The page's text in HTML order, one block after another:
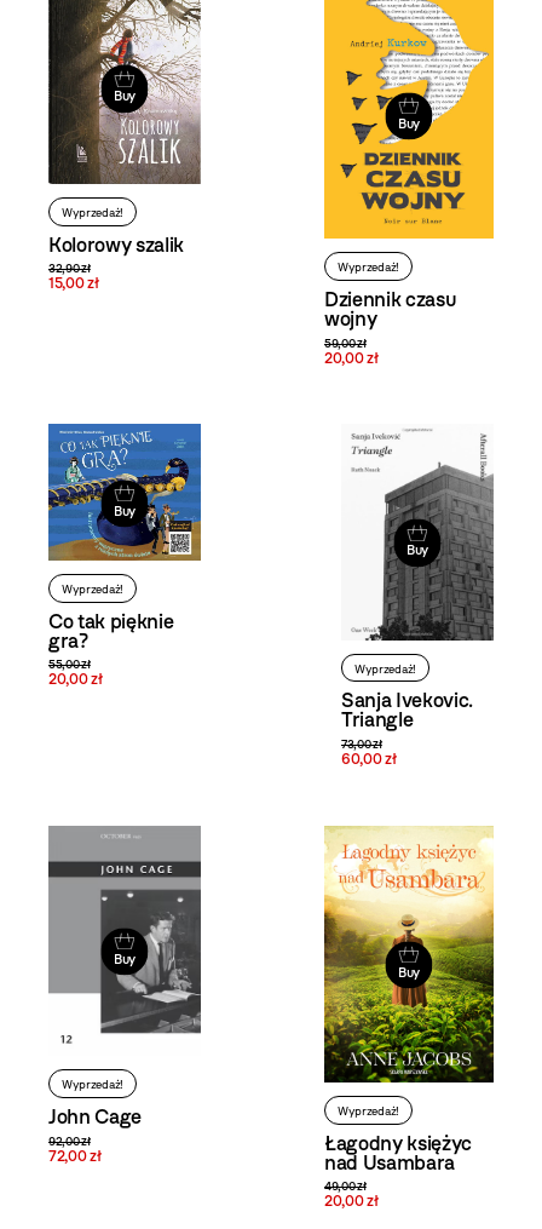
Buy
Wyprzedaż!
Kolorowy szalik
32,90 zł
15,00 zł
Buy
Wyprzedaż!
Dziennik czasu
wojny
59,00 zł
20,00 zł
Buy
Wyprzedaż!
Co tak pięknie
gra?
55,00 zł
20,00 zł
Buy
Wyprzedaż!
Sanja Ivekovic.
Triangle
73,00 zł
60,00 zł
Buy
Wyprzedaż!
John Cage
92,00 zł
72,00 zł
Buy
Wyprzedaż!
Łagodny księżyc
nad Usambara
49,00 zł
20,00 zł